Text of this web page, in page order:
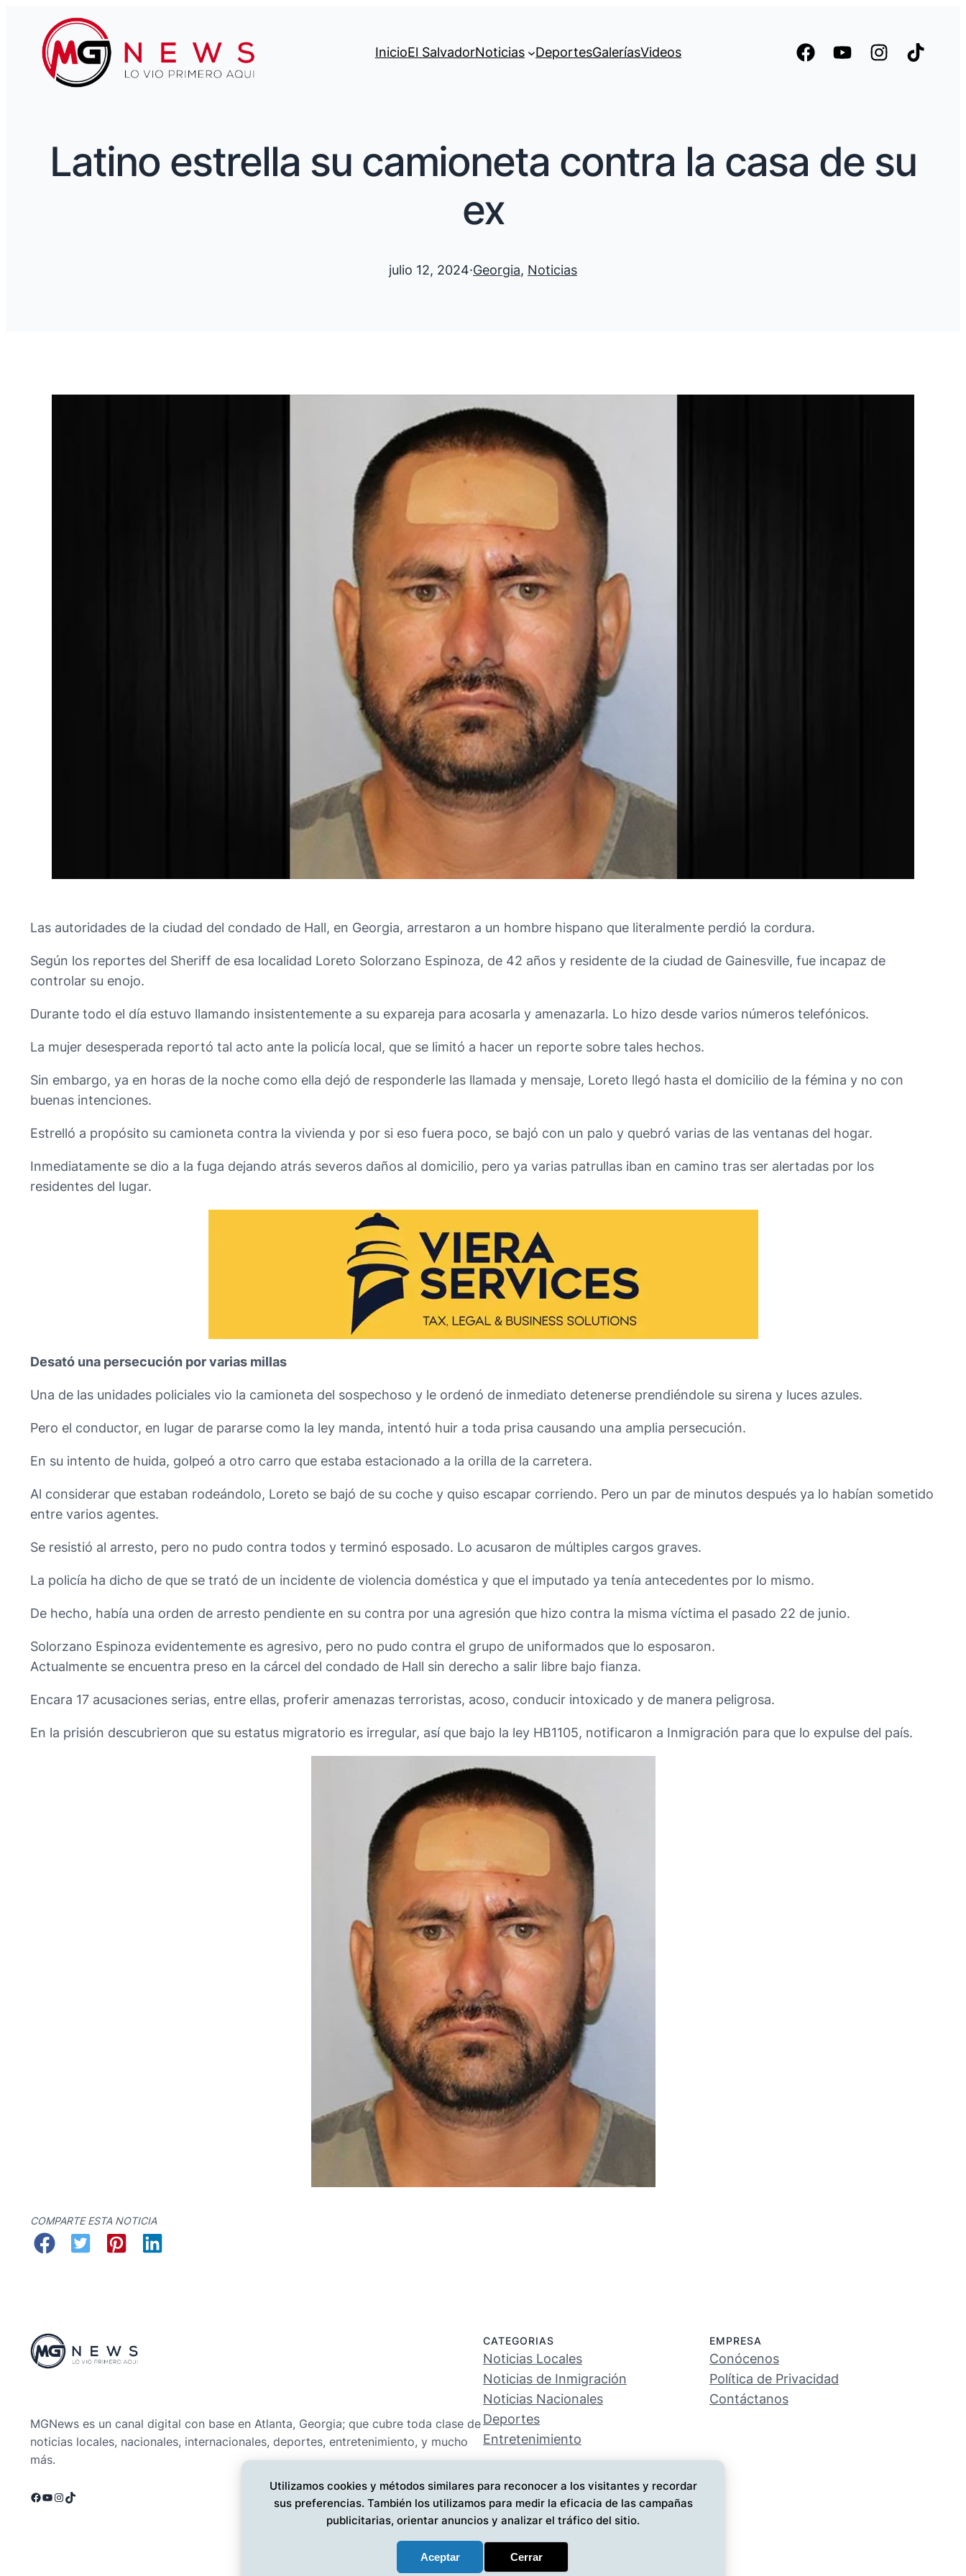
InicioEl SalvadorNoticias DeportesGaleríasVideos
Latino estrella su camioneta contra la casa de su
ex
julio 12, 2024·Georgia, Noticias
Las autoridades de la ciudad del condado de Hall, en Georgia, arrestaron a un hombre hispano que literalmente perdió la cordura.
Según los reportes del Sheriff de esa localidad Loreto Solorzano Espinoza, de 42 años y residente de la ciudad de Gainesville, fue incapaz de
controlar su enojo.
Durante todo el día estuvo llamando insistentemente a su expareja para acosarla y amenazarla. Lo hizo desde varios números telefónicos.
La mujer desesperada reportó tal acto ante la policía local, que se limitó a hacer un reporte sobre tales hechos.
Sin embargo, ya en horas de la noche como ella dejó de responderle las llamada y mensaje, Loreto llegó hasta el domicilio de la fémina y no con
buenas intenciones.
Estrelló a propósito su camioneta contra la vivienda y por si eso fuera poco, se bajó con un palo y quebró varias de las ventanas del hogar.
Inmediatamente se dio a la fuga dejando atrás severos daños al domicilio, pero ya varias patrullas iban en camino tras ser alertadas por los
residentes del lugar.
Desató una persecución por varias millas
Una de las unidades policiales vio la camioneta del sospechoso y le ordenó de inmediato detenerse prendiéndole su sirena y luces azules.
Pero el conductor, en lugar de pararse como la ley manda, intentó huir a toda prisa causando una amplia persecución.
En su intento de huida, golpeó a otro carro que estaba estacionado a la orilla de la carretera.
Al considerar que estaban rodeándolo, Loreto se bajó de su coche y quiso escapar corriendo. Pero un par de minutos después ya lo habían sometido
entre varios agentes.
Se resistió al arresto, pero no pudo contra todos y terminó esposado. Lo acusaron de múltiples cargos graves.
La policía ha dicho de que se trató de un incidente de violencia doméstica y que el imputado ya tenía antecedentes por lo mismo.
De hecho, había una orden de arresto pendiente en su contra por una agresión que hizo contra la misma víctima el pasado 22 de junio.
Solorzano Espinoza evidentemente es agresivo, pero no pudo contra el grupo de uniformados que lo esposaron.
Actualmente se encuentra preso en la cárcel del condado de Hall sin derecho a salir libre bajo fianza.
Encara 17 acusaciones serias, entre ellas, proferir amenazas terroristas, acoso, conducir intoxicado y de manera peligrosa.
En la prisión descubrieron que su estatus migratorio es irregular, así que bajo la ley HB1105, notificaron a Inmigración para que lo expulse del país.
COMPARTE ESTA NOTICIA
MGNews es un canal digital con base en Atlanta, Georgia; que cubre toda clase de
noticias locales, nacionales, internacionales, deportes, entretenimiento, y mucho
más.
Facebook
YouTube
Instagram
TikTok
CATEGORIAS
Noticias Locales
Noticias de Inmigración
Noticias Nacionales
Deportes
Entretenimiento
EMPRESA
Conócenos
Política de Privacidad
Contáctanos
Utilizamos cookies y métodos similares para reconocer a los visitantes y recordar
sus preferencias. También los utilizamos para medir la eficacia de las campañas
publicitarias, orientar anuncios y analizar el tráfico del sitio.
Aceptar Cerrar